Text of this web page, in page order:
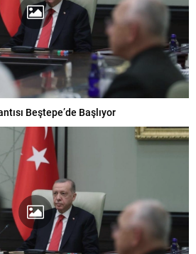
Beştepe’de Başlıyor